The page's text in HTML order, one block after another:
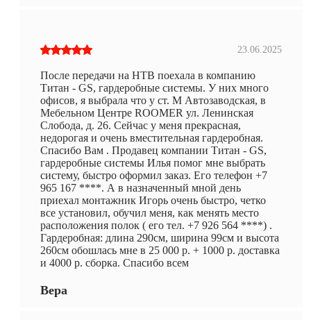
23.06.2025
После передачи на НТВ поехала в компанию
Титан - GS, гардеробные системы. У них много
офисов, я выбрала что у ст. М Автозаводская, в
Мебельном Центре ROOMER ул. Ленинская
Слобода, д. 26. Сейчас у меня прекрасная,
недорогая и очень вместительная гардеробная.
Спасибо Вам . Продавец компании Титан - GS,
гардеробные системы Илья помог мне выбрать
систему, быстро оформил заказ. Его телефон +7
965 167 ****. А в назначенный мной день
приехал монтажник Игорь очень быстро, четко
все установил, обучил меня, как менять место
расположения полок ( его тел. +7 926 564 ****) .
Гардеробная: длина 290см, ширина 99см и высота
260см обошлась мне в 25 000 р. + 1000 р. доставка
и 4000 р. сборка. Спасибо всем
Вера